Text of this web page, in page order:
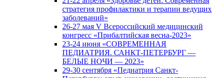
стратегия профилактики и терапии ведущих
заболеваний»
26-27 мая V Всероссийский медицинский
конгресс «Прибалтийская весна-2023»
23-24 июня «СОВРЕМЕННАЯ
ПЕДИАТРИЯ. САНКТ-ПЕТЕРБУРГ —
БЕЛЫЕ НОЧИ — 2023»
29-30 сентября «Педиатрия Санкт-